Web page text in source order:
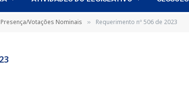
Votações Nominais » Requerimento nº 506 de 2023